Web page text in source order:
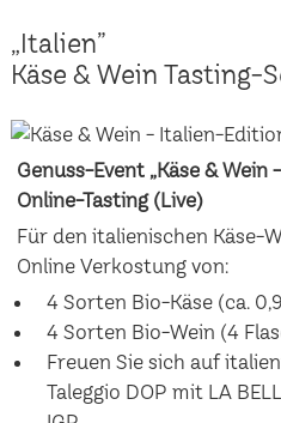
„Italien”
Käse & Wein Tasting-
Genuss-Event „Käse &
Online-Tasting (Live)
Für den italienischen Käse-
Online Verkostung von:
4 Sorten Bio-Käse (ca.
4 Sorten Bio-Wein (4
Freuen Sie sich auf
Taleggio DOP mit LA